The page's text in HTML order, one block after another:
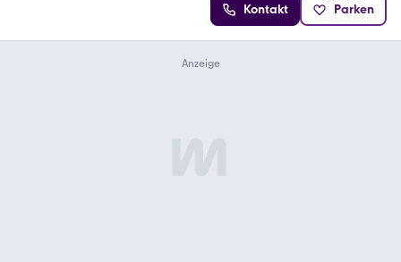
Kontakt Parken